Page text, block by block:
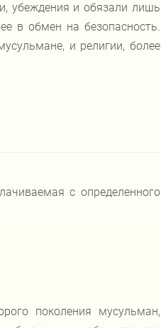
убеждения и обязали лишь
в обмен на безопасность.
и религии, более
с определенного
поколения мусульман,